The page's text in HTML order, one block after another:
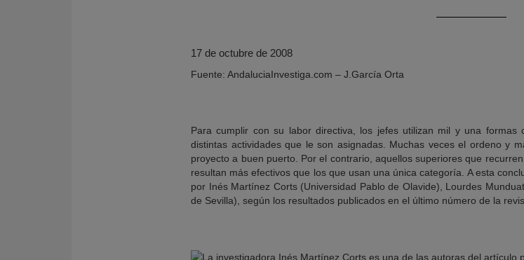
17 de octubre de 2008
Fuente: AndaluciaInvestiga.com – J.García Orta
Para cumplir con su labor directiva, los jefes utilizan mil y una
distintas actividades que le son asignadas. Muchas veces el ordeno y
proyecto a buen puerto. Por el contrario, aquellos superiores que
resultan más efectivos que los que usan una única categoría. A esta
por Inés Martínez Corts (Universidad Pablo de Olavide), Lourdes
de Sevilla), según los resultados publicados en el último número de la